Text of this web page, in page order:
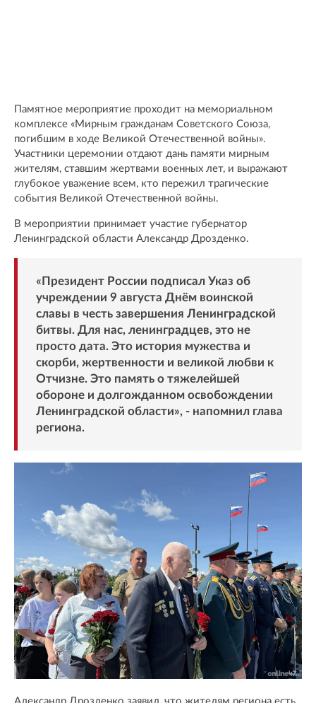
Памятное мероприятие проходит на мемориальном
комплексе «Мирным гражданам Советского Союза,
погибшим в ходе Великой Отечественной войны».
Участники церемонии отдают дань памяти мирным
жителям, ставшим жертвами военных лет, и выражают
глубокое уважение всем, кто пережил трагические
события Великой Отечественной войны.
В мероприятии принимает участие губернатор
Ленинградской области Александр Дрозденко.
«Президент России подписал Указ об
учреждении 9 августа Днём воинской
славы в честь завершения Ленинградской
битвы. Для нас, ленинградцев, это не
просто дата. Это история мужества и
скорби, жертвенности и великой любви к
Отчизне. Это память о тяжелейшей
обороне и долгожданном освобождении
Ленинградской области», - напомнил глава
региона.